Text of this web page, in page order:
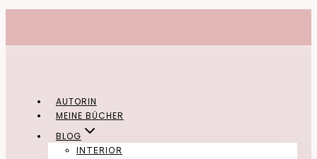
springen
AUTORIN
MEINE BÜCHER
BLOG
INTERIOR